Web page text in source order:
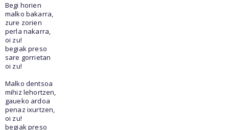
Begi horien
malko bakarra,
zure zorien
perla nakarra,
oi zu!
begiak preso
sare gorrietan
oi zu!
Malko dentsoa
mihiz lehortzen,
gaueko ardoa
penaz ixurtzen,
oi zu!
begiak preso